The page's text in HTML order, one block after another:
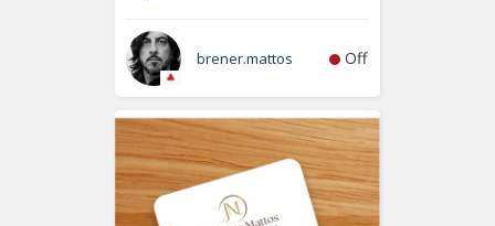
brener.mattos Off